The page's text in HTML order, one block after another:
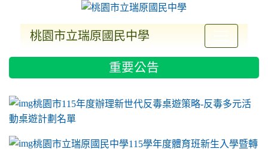
桃園市立瑞原國民中學
重要公告
link to https://sites.google.com/a/m2.ryjh.tyc.edu.tw/ryjh011/
桃園市115年度辦理新世代反毒桌遊策略-反毒多元活
動桌遊計劃名單
桃園市立瑞原國民中學115學年度體育班新生入學暨轉